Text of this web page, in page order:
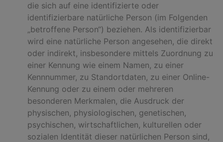
die sich auf eine identifizierte oder
identifizierbare natürliche Person (im Folgenden
„betroffene Person“) beziehen. Als identifizierbar
wird eine natürliche Person angesehen, die direkt
oder indirekt, insbesondere mittels Zuordnung zu
einer Kennung wie einem Namen, zu einer
Kennnummer, zu Standortdaten, zu einer Online-
Kennung oder zu einem oder mehreren
besonderen Merkmalen, die Ausdruck der
physischen, physiologischen, genetischen,
psychischen, wirtschaftlichen, kulturellen oder
sozialen Identität dieser natürlichen Person sind,